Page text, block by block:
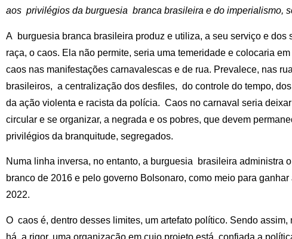
aos privilégios da burguesia branca brasileira e do imperialismo,
A burguesia branca brasileira produz e utiliza, a seu serviço e
raça, o caos. Ela não permite, seria uma temeridade e colocaria
caos nas manifestações carnavalescas e de rua. Prevalece, nas
brasileiros, a centralização dos desfiles, do controle do tempo,
da ação violenta e racista da polícia. Caos no carnaval seria
circular e se organizar, a negrada e os pobres, que devem
privilégios da branquitude, segregados.
Numa linha inversa, no entanto, a burguesia brasileira administra
branco de 2016 e pelo governo Bolsonaro, como meio para
2022.
O caos é, dentro desses limites, um artefato político. Sendo
há, a rigor, uma organização em cujo projeto está confiada a